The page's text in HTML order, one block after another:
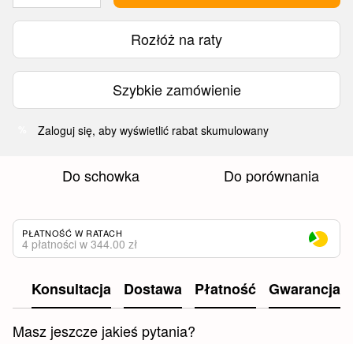
Rozłóż na raty
Szybkie zamówienie
Zaloguj się, aby wyświetlić rabat skumulowany
Do schowka Do porównania
PŁATNOŚĆ W RATACH
4 płatności w 344.00 zł
Konsultacja Dostawa Płatność Gwarancja
Masz jeszcze jakieś pytania?